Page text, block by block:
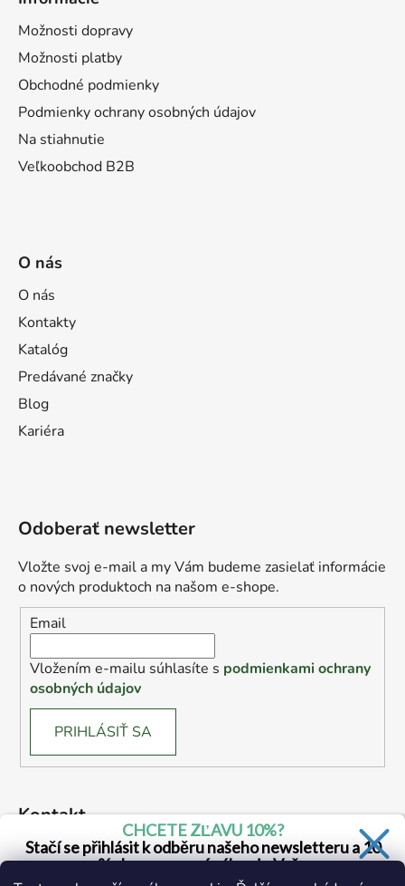
Možnosti dopravy
Možnosti platby
Obchodné podmienky
Podmienky ochrany osobných údajov
Na stiahnutie
Veľkoobchod B2B
O nás
O nás
Kontakty
Katalóg
Predávané značky
Blog
Kariéra
Odoberať newsletter
Vložte svoj e-mail a my Vám budeme zasielať informácie
o nových produktoch na našom e-shope.
Email
Vložením e-mailu súhlasíte s podmienkami ochrany
osobných údajov
PRIHLÁSIŤ SA
Kontakt
drogerie@drogerie.sk
CHCETE ZĽAVU 10%?
Stačí se přihlásit k odběru našeho newsletteru a 10
% sleva na první nákup je Vaše